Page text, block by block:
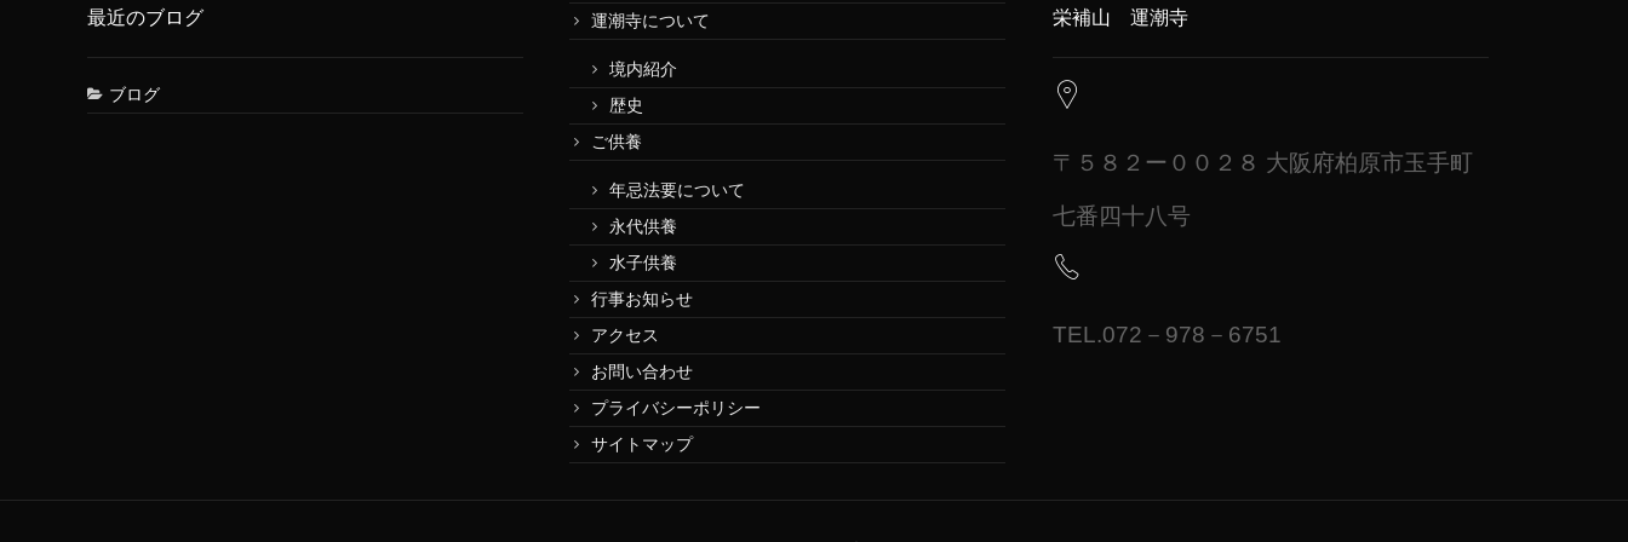
最近のブログ
ブログ
運潮寺について
境内紹介
歴史
ご供養
年忌法要について
永代供養
水子供養
行事お知らせ
アクセス
お問い合わせ
プライバシーポリシー
サイトマップ
栄補山 運潮寺
〒５８２ー００２８ 大阪府柏原市玉手町
七番四十八号
TEL.072－978－6751